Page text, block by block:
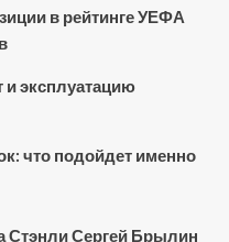
в рейтинге УЕФА
и эксплуатацию
что подойдет именно
Стэнли Сергей Брылин